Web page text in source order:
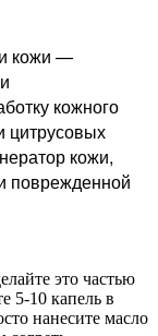
кожи —
кожного
цитрусовых
кожи,
поврежденной
это частью
5-10 капель в
нанесите масло